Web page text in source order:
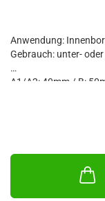
Anwendung:
Gebrauch: unter-
A1/A2: 40mm / B: